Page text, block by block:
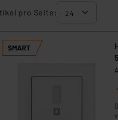
pro Seite:
1